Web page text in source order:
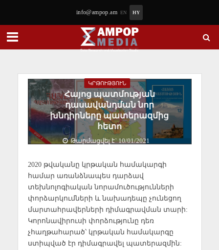
info@ampop.am EN HY
ԿՐԹՈՒԹՅՈՒՆ
Հայոց պատմության
դասավանդման նոր
խնդիրները պատերազմից
հետո
Թարմացվել է` 10/01/2021
2020 թվականը կրթական համակարգի
համար առանձնապես դարձավ
տեխնոլոգիական նորամուծությունների
փորձարկումների և նախադեպը չունեցող
մարտահրավերների դիմագրավման տարի:
Կորոնավիրուսի փորձությունը դեռ
չհաղթահարած՝ կրթական համակարգը
ստիպված էր դիմագրավել պատերազմին: